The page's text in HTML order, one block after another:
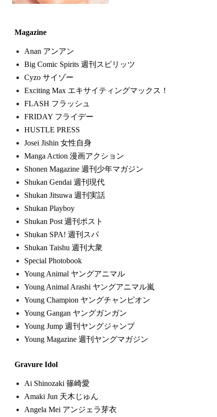
Magazine
Anan アンアン
Big Comic Spirits 週刊スピリッツ
Cyzo サイゾー
Exciting Max エキサイティングマックス！
FLASH フラッシュ
FRIDAY フライデー
HUSTLE PRESS
Josei Jishin 女性自身
Manga Action 漫画アクション
Shonen Magazine 週刊少年マガジン
Shukan Gendai 週刊現代
Shukan Jitsuwa 週刊実話
Shukan Playboy
Shukan Post 週刊ポスト
Shukan SPA! 週刊スパ
Shukan Taishu 週刊大衆
Special Photobook
Young Animal ヤングアニマル
Young Animal Arashi ヤングアニマル嵐
Young Champion ヤングチャンピオン
Young Gangan ヤングガンガン
Young Jump 週刊ヤングジャンプ
Young Magazine 週刊ヤングマガジン
Gravure Idol
Ai Shinozaki 篠崎愛
Amaki Jun 天木じゅん
Angela Mei アンジェラ芽衣